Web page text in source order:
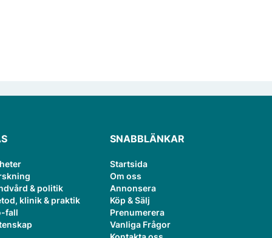
& politik
klinik & praktik
fall
SNABBLÄNKAR
Startsida
Om oss
Annonsera
Köp & Sälj
Prenumerera
Vanliga Frågor